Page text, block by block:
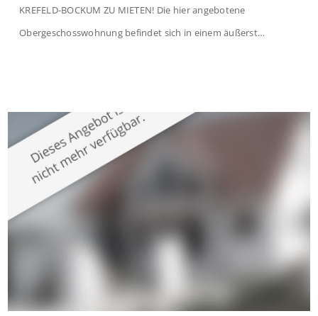
KREFELD-BOCKUM ZU MIETEN! Die hier angebotene
Obergeschosswohnung befindet sich in einem äußerst
großzügige Räume und eine hochwertige Ausstattung, die
modernen Wohnkomfort mit einem stilvollen Ambiente
verbindet. Der […]